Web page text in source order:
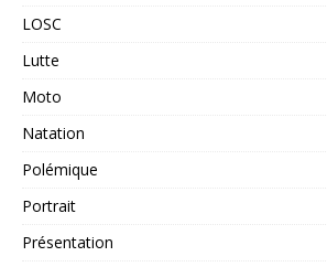
LOSC
Lutte
Moto
Natation
Polémique
Portrait
Présentation